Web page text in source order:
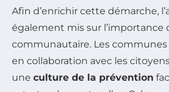
Afin d’enrichir cette démarche,
également mis sur l’importance
communautaire. Les
en collaboration avec les
une culture de la prévention